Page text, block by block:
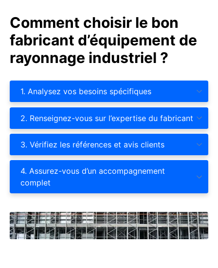
Comment choisir le bon
fabricant d’équipement de
rayonnage industriel ?
1. Analysez vos besoins spécifiques
2. Renseignez-vous sur l’expertise du fabricant
3. Vérifiez les références et avis clients
4. Assurez-vous d’un accompagnement
complet